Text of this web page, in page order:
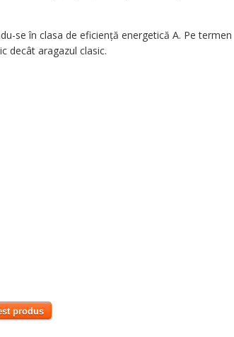
se în clasa de eficiență energetică A. Pe termen
decât aragazul clasic.
produs